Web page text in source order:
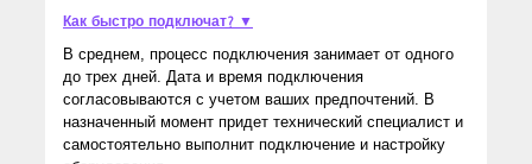
Как быстро подключат? ▼
В среднем, процесс подключения занимает от одного
до трех дней. Дата и время подключения
согласовываются с учетом ваших предпочтений. В
назначенный момент придет технический специалист и
самостоятельно выполнит подключение и настройку